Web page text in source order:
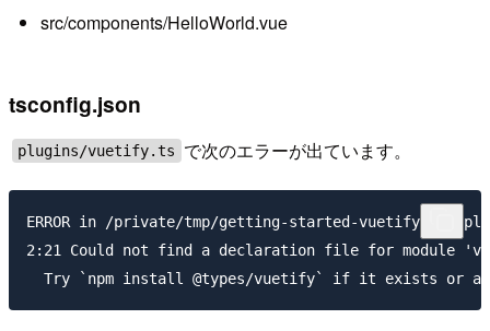
src/components/HelloWorld.vue
tsconfig.json
plugins/vuetify.ts で次のエラーが出ています。
ERROR in /private/tmp/getting-started-vuetify/src/
2:21 Could not find a declaration file for module